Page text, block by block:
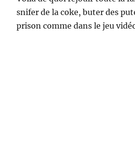
snifer de la coke, buter des
prison comme dans le jeu